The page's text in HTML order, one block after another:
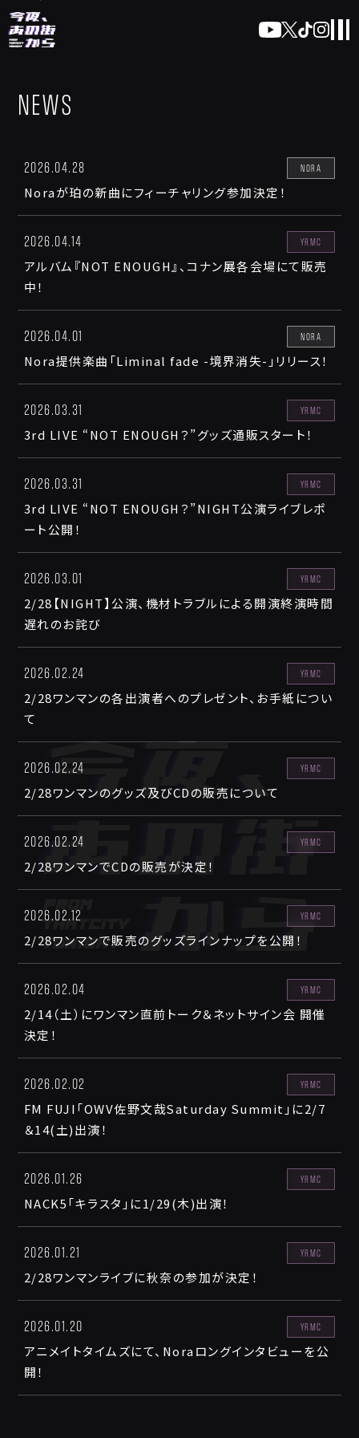
NEWS
2026.04.28 NORA
Noraが珀の新曲にフィーチャリング参加決定！
2026.04.14 YRMC
アルバム『NOT ENOUGH』、コナン展各会場にて販売
中！
2026.04.01 NORA
Nora提供楽曲「Liminal fade -境界消失-」リリース！
2026.03.31 YRMC
3rd LIVE “NOT ENOUGH？”グッズ通販スタート！
2026.03.31 YRMC
3rd LIVE “NOT ENOUGH？”NIGHT公演ライブレポ
ート公開！
2026.03.01 YRMC
2/28【NIGHT】公演、機材トラブルによる開演終演時間
遅れのお詫び
2026.02.24 YRMC
2/28ワンマンの各出演者へのプレゼント、お手紙につい
て
2026.02.24 YRMC
2/28ワンマンのグッズ及びCDの販売について
2026.02.24 YRMC
2/28ワンマンでCDの販売が決定！
2026.02.12 YRMC
2/28ワンマンで販売のグッズラインナップを公開！
2026.02.04 YRMC
2/14（土）にワンマン直前トーク＆ネットサイン会 開催
決定！
2026.02.02 YRMC
FM FUJI「OWV佐野文哉Saturday Summit」に2/7
＆14(土)出演！
2026.01.26 YRMC
NACK5「キラスタ」に1/29(木)出演！
2026.01.21 YRMC
2/28ワンマンライブに秋奈の参加が決定！
2026.01.20 YRMC
アニメイトタイムズにて、Noraロングインタビューを公
開！